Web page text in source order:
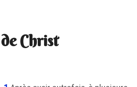
Christ